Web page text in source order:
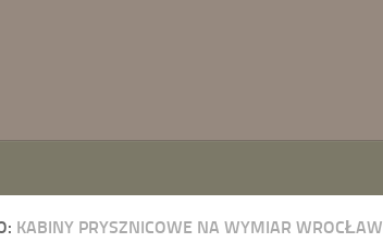
KABINY PRYSZNICOWE NA WYMIAR WROCŁAW